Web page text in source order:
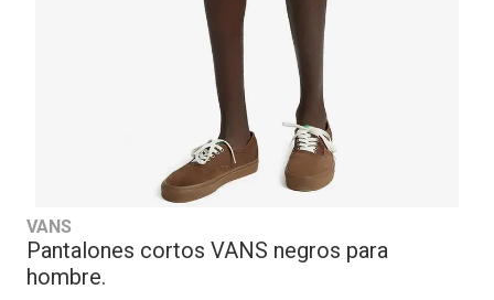
VANS
Pantalones cortos VANS negros para
hombre.